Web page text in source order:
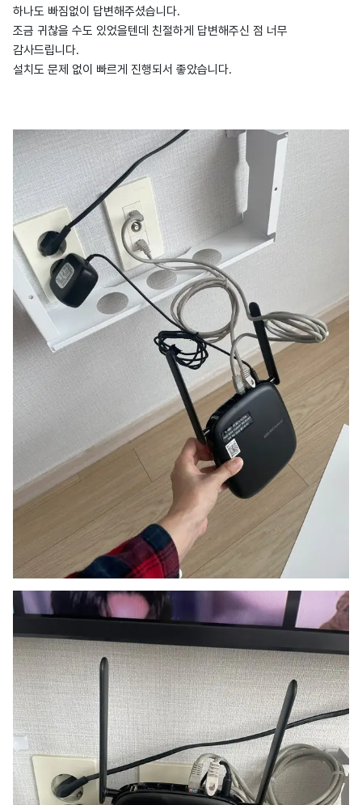
하나도 빠짐없이 답변해주셨습니다.
조금 귀찮을 수도 있었을텐데 친절하게 답변해주신 점 너무
감사드립니다.
설치도 문제 없이 빠르게 진행되서 좋았습니다.